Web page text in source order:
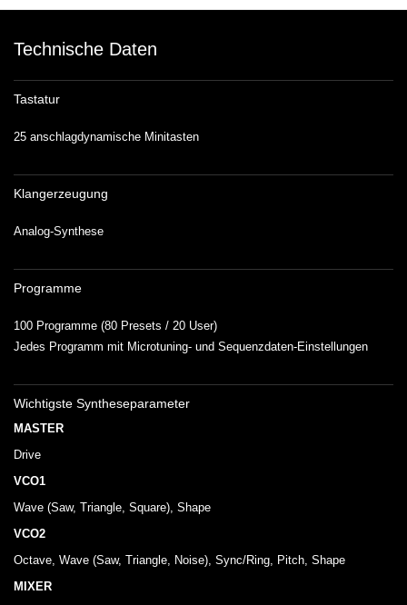
Technische Daten
Tastatur
25 anschlagdynamische Minitasten
Klangerzeugung
Analog-Synthese
Programme
100 Programme (80 Presets / 20 User)
Jedes Programm mit Microtuning- und Sequenzdaten-Einstellungen
Wichtigste Syntheseparameter
MASTER
Drive
VCO1
Wave (Saw, Triangle, Square), Shape
VCO2
Octave, Wave (Saw, Triangle, Noise), Sync/Ring, Pitch, Shape
MIXER